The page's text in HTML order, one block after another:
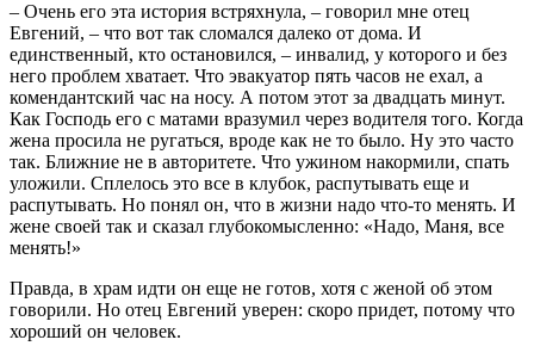
– Очень его эта история встряхнула, – говорил мне отец
Евгений, – что вот так сломался далеко от дома. И
единственный, кто остановился, – инвалид, у которого и без
него проблем хватает. Что эвакуатор пять часов не ехал, а
комендантский час на носу. А потом этот за двадцать минут.
Как Господь его с матами вразумил через водителя того. Когда
жена просила не ругаться, вроде как не то было. Ну это часто
так. Ближние не в авторитете. Что ужином накормили, спать
уложили. Сплелось это все в клубок, распутывать еще и
распутывать. Но понял он, что в жизни надо что-то менять. И
жене своей так и сказал глубокомысленно: «Надо, Маня, все
менять!»
Правда, в храм идти он еще не готов, хотя с женой об этом
говорили. Но отец Евгений уверен: скоро придет, потому что
хороший он человек.